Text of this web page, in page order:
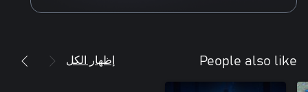
People also like إظهار الكل